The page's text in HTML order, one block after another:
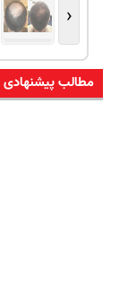
‹
مطالب پیشنهادی